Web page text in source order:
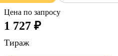
Цена по запросу
1 727 ₽
Тираж